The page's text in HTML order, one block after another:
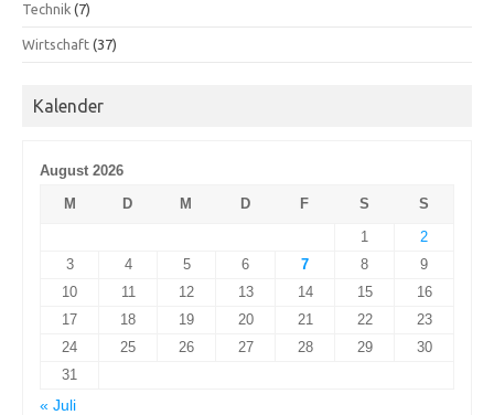
Technik (7)
Wirtschaft (37)
Kalender
August 2026
M
D M D F S
S
1
2
3
4 5 6 7 8
9
10
11 12 13 14 15
16
17
18 19 20 21 22
23
24
25 26 27 28 29
30
31
« Juli